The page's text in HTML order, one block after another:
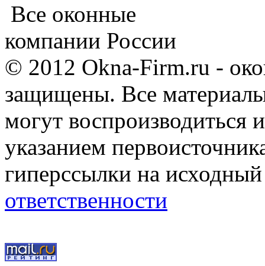
Все оконные
компании России
© 2012 Okna-Firm.ru -
защищены. Все
могут воспроизводиться
указанием
гиперссылки на
ответственности